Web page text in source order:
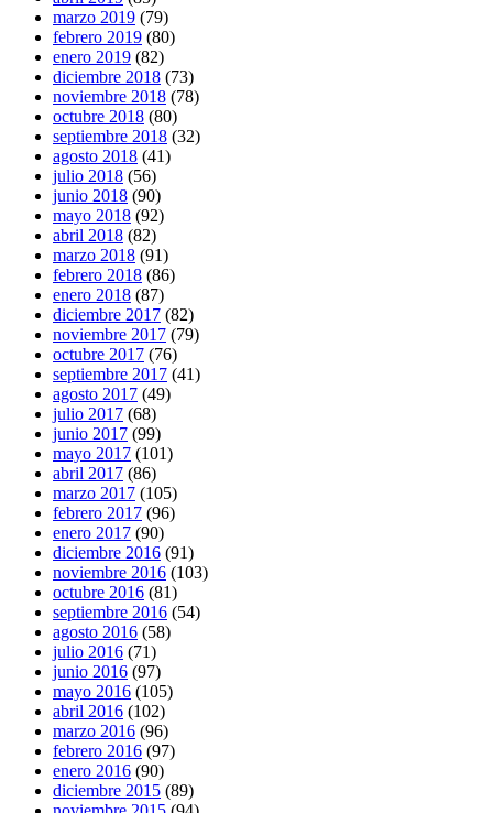
marzo 2019 (79)
febrero 2019 (80)
enero 2019 (82)
diciembre 2018 (73)
noviembre 2018 (78)
octubre 2018 (80)
septiembre 2018 (32)
agosto 2018 (41)
julio 2018 (56)
junio 2018 (90)
mayo 2018 (92)
abril 2018 (82)
marzo 2018 (91)
febrero 2018 (86)
enero 2018 (87)
diciembre 2017 (82)
noviembre 2017 (79)
octubre 2017 (76)
septiembre 2017 (41)
agosto 2017 (49)
julio 2017 (68)
junio 2017 (99)
mayo 2017 (101)
abril 2017 (86)
marzo 2017 (105)
febrero 2017 (96)
enero 2017 (90)
diciembre 2016 (91)
noviembre 2016 (103)
octubre 2016 (81)
septiembre 2016 (54)
agosto 2016 (58)
julio 2016 (71)
junio 2016 (97)
mayo 2016 (105)
abril 2016 (102)
marzo 2016 (96)
febrero 2016 (97)
enero 2016 (90)
diciembre 2015 (89)